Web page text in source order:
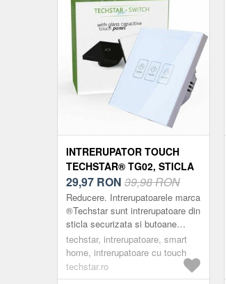
INTRERUPATOR TOUCH
TECHSTAR® TG02, STICLA
SECURIZATA, DESIGN
MODERN, ILUMINARE LED,
3 FAZE, ALB
29,97 RON 39,98 RON
Reducere. Intrerupatoarele marca
®Techstar sunt intrerupatoare din
sticla securizata si butoane
touch Intrerupatorul Techstar®
are un design minimalist, crea...
techstar, intrerupatoare, smart
home, intrerupatoare cu touch
techstar.ro